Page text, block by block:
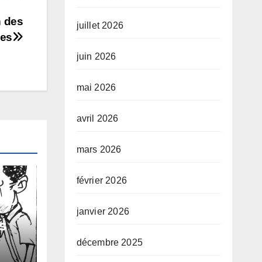
des
juillet 2026
juin 2026
mai 2026
avril 2026
mars 2026
février 2026
janvier 2026
décembre 2025